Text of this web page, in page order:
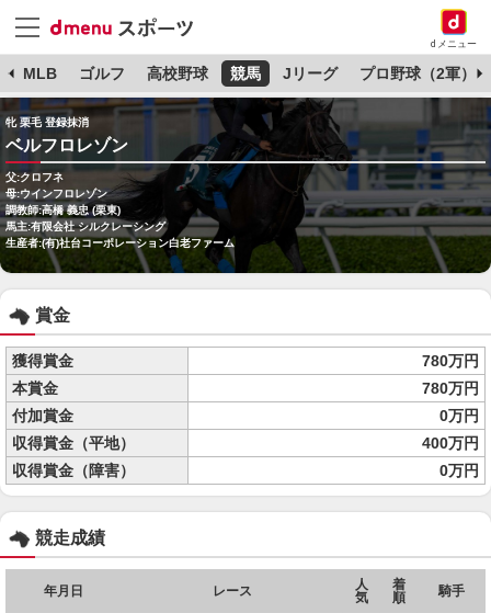
dメニュー
MLB ゴルフ 高校野球 競馬 Jリーグ プロ野球（2軍）
牝 栗毛 登録抹消
ベルフロレゾン
父:クロフネ
母:ウインフロレゾン
調教師:高橋 義忠 (栗東)
馬主:有限会社 シルクレーシング
生産者:(有)社台コーポレーション白老ファーム
賞金
獲得賞金
780万円
本賞金
780万円
付加賞金
0万円
収得賞金（平地）
400万円
収得賞金（障害）
0万円
競走成績
年月日 レース
人
気
着
順
騎手